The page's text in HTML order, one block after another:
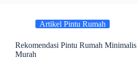
Artikel Pintu Rumah
Rekomendasi Pintu Rumah
Murah